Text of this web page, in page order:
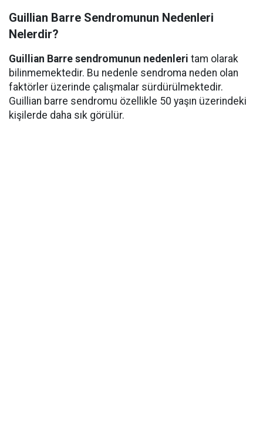
Guillian Barre Sendromunun Nedenleri
Nelerdir?
Guillian Barre sendromunun nedenleri tam olarak
bilinmemektedir. Bu nedenle sendroma neden olan
faktörler üzerinde çalışmalar sürdürülmektedir.
Guillian barre sendromu özellikle 50 yaşın üzerindeki
kişilerde daha sık görülür.